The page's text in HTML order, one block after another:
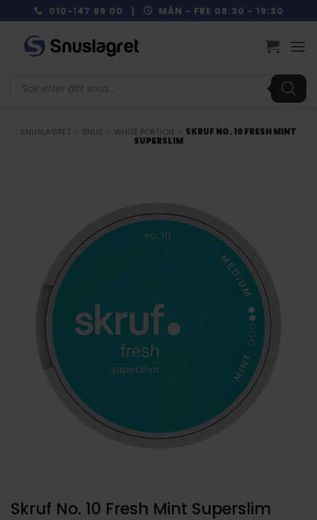
to
content
010-147 99 00 | MÅN - FRE 08:30 - 19:30
SNUSLAGRET SNUS WHITE PORTION
SKRUF NO. 10 FRESH MINT
SUPERSLIM
Skruf No. 10 Fresh Mint Superslim